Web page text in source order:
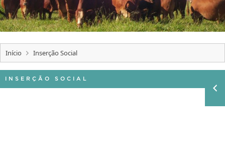
INTERNACIONAL
OUVIDORIA
PORTARIAS
TELEFONES
Início Inserção Social
INSERÇÃO SOCIAL